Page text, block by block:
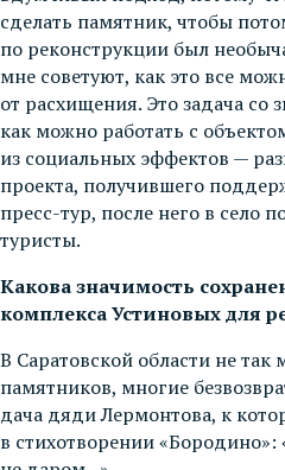
сделать памятник, чтобы
по реконструкции был
мне советуют, как это все
от расхищения. Это задача со
как можно работать с
из социальных эффектов —
проекта, получившего
пресс-тур, после него в село
туристы.
Какова значимость
комплекса Устиновых для
В Саратовской области не так
памятников, многие
дача дяди Лермонтова, к
в стихотворении